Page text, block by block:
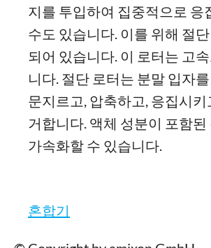
지를 투입하여 집중적으로 응
수도 있습니다. 이를 위해 절
되어 있습니다. 이 로터는 고
니다. 절단 로터는 분말 입자
문지르고, 압축하고, 응집시키
거합니다. 액체 성분이 포함된
가속화할 수 있습니다.
혼합기